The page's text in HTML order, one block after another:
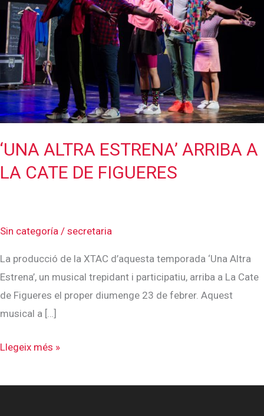
‘UNA ALTRA ESTRENA’ ARRIBA A
LA CATE DE FIGUERES
Sin categoría / secretaria
La producció de la XTAC d’aquesta temporada ‘Una Altra
Estrena’, un musical trepidant i participatiu, arriba a La Cate
de Figueres el proper diumenge 23 de febrer. Aquest
musical a […]
‘UNA
ESTRENA’
Llegeix més »